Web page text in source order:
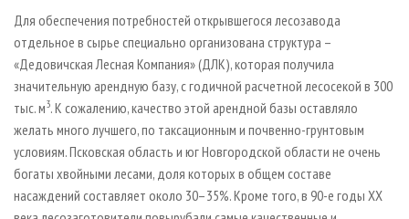
Для обеспечения потребностей открывшегося лесозавода
отдельное в сырье специально организована структура –
«Дедовичская Лесная Компания» (ДЛК), которая получила
значительную арендную базу, с годичной расчетной лесосекой в 300
тыс. м3. К сожалению, качество этой арендной базы оставляло
желать много лучшего, по таксационным и почвенно-грунтовым
условиям. Псковская область и юг Новгородской области не очень
богаты хвойными лесами, доля которых в общем составе
насаждений составляет около 30–35%. Кроме того, в 90-е годы ХХ